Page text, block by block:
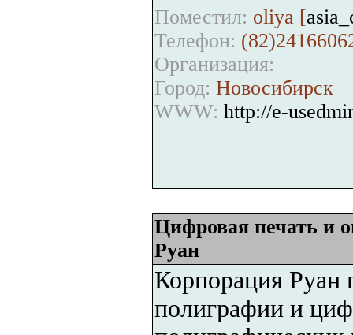
Поместил: oliya [
Телефон:
Организация:
Город: Новосибирск
WWW: http://e-
Цифровая печать и
Руан
Корпорация Руан
полиграфии и